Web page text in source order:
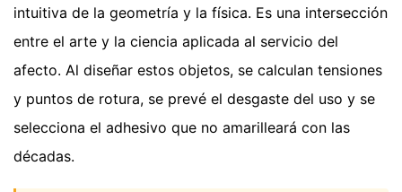
intuitiva de la geometría y la física. Es una intersección
entre el arte y la ciencia aplicada al servicio del
afecto. Al diseñar estos objetos, se calculan tensiones
y puntos de rotura, se prevé el desgaste del uso y se
selecciona el adhesivo que no amarilleará con las
décadas.